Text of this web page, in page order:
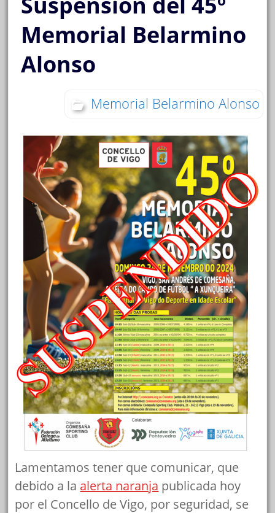
Memorial Belarmino
Alonso
Memorial Belarmino Alonso
Lamentamos tener que comunicar, que
debido a la alerta naranja publicada hoy
por el Concello de Vigo, por seguridad, se